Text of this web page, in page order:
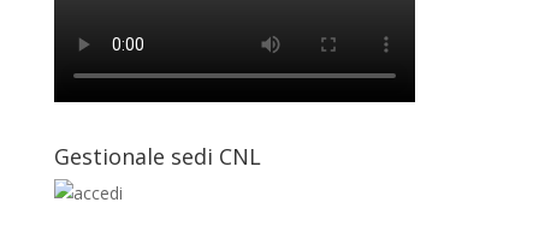
Gestionale sedi CNL